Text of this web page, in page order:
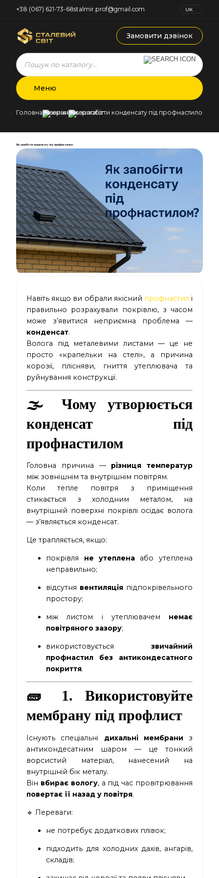
+38 (067) 621-73-68stalmir.prof@gmail.com
UK
Замовити дзвінок
Products
search
Меню
Головна Новини Як запобігти конденсату під профнастилом
Як запобігти конденсату під профнастилом
Навіть якщо ви обрали якісний профнастил і
правильно розрахували покрівлю, з часом
може з’явитися неприємна проблема —
конденсат.
Волога під металевими листами — це не
просто «крапельки на стелі», а причина
корозії, плісняви, гниття утеплювача та
руйнування конструкції.
🌫️ Чому утворюється
конденсат під
профнастилом
Головна причина — різниця температур
між зовнішнім та внутрішнім повітрям.
Коли тепле повітря з приміщення
стикається з холодним металом, на
внутрішній поверхні покрівлі осідає волога
— з’являється конденсат.
Це трапляється, якщо:
покрівля не утеплена або утеплена
неправильно;
відсутня вентиляція підпокрівельного
простору;
між листом і утеплювачем немає
повітряного зазору;
використовується звичайний
профнастил без антикондесатного
покриття.
🧱 1. Використовуйте
мембрану під профлист
Існують спеціальні дихальні мембрани з
антикондесатним шаром — це тонкий
ворсистий матеріал, нанесений на
внутрішній бік металу.
Він вбирає вологу, а під час провітрювання
повертає її назад у повітря.
🔹 Переваги:
не потребує додаткових плівок;
підходить для холодних дахів, ангарів,
складів;